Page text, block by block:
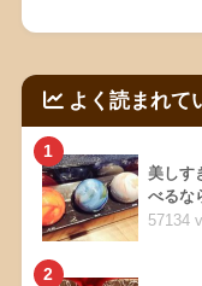
よく読まれて
1
美しす
べるな
57134
2